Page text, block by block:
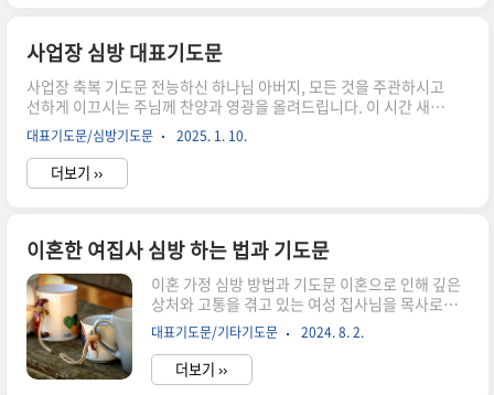
찌할 수 없는 상황 속에서도, 주님의 전능하신 손길
이 함께하시어 그들의 삶에 소망과 기쁨을 더하여
주옵소서. 주님께서 허락하신 가정에 주님의 사랑
과 평강이 충만하게 하시고, 믿음의 끈을 놓지 않도
록 지켜 주옵소서. 하나님, 모든 생명은 주님께로부
터 오며, 주님께서 주시는 은혜 안에서 아름답게 이
사업장 심방 대표기도문
사업장 축복 기도문 전능하신 하나님 아버지, 모든 것을 주관하시고
선하게 이끄시는 주님께 찬양과 영광을 올려드립니다. 이 시간 새로
운 사업장을 시작하며, 주님의 은혜와 축복을 간구하기 위해 함께
모였습니다. 모든 것이 주님의 허락하심 가운데 이루어졌음을 고백
하며, 이 사업장을 주님의 손에 맡깁니다. 하나님 아버지, 이 사업장
이 주님의 뜻 안에서 시작되었사오니, 주님께서 친히 붙드시고 복을
올바르게 이루어지게 하옵소서. 사업이 어려운 상황에 놓일 때에도
주님의 선하신 뜻을 신뢰하며, 흔들림 없이 주님만을 의지하게 하옵
소서. 특별히 이곳을 방문하는 모든 이들에게 주님의 사랑과 은혜..
대표기도문/심방기도문 2025. 1. 10.
더보기 ››
이혼한 여집사 심방 하는 법과 기도문
이혼 가정 심방 방법과 기도문 이혼으로 인해 깊은
상처와 고통을 겪고 있는 여성 집사님을 목사로서
위로하는 것은 매우 중요한 일입니다. 이 과정에서
신중하고 섬세하게 접근해야 하며, 그녀의 감정을
충분히 공감하고 이해하는 태도를 보여야 합니다.
다음은 이 상황에서 목사가 어떻게 위로할 수 있는
대표기도문/기타기도문 2024. 8. 2.
더보기 ››